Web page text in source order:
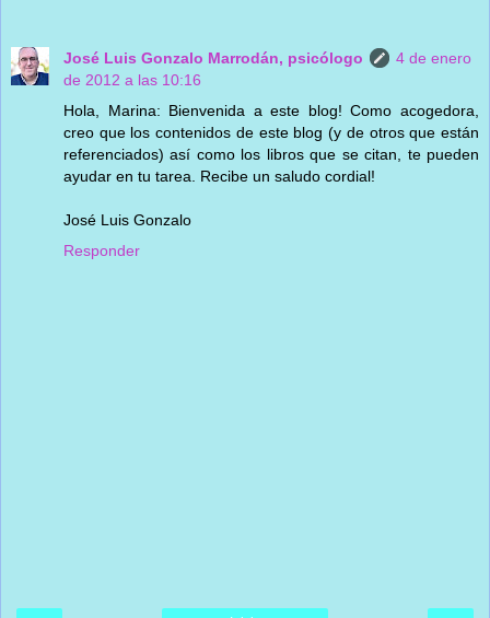
José Luis Gonzalo Marrodán, psicólogo
4 de enero
de 2012 a las 10:16
Hola, Marina: Bienvenida a este blog! Como acogedora,
creo que los contenidos de este blog (y de otros que están
referenciados) así como los libros que se citan, te pueden
ayudar en tu tarea. Recibe un saludo cordial!
José Luis Gonzalo
Responder